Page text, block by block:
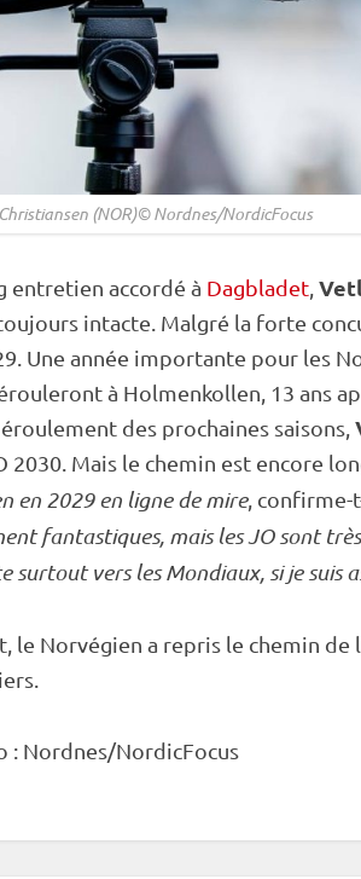
(NOR)© Nordnes/NordicFocus
entretien accordé à Dagbladet
intacte. Malgré la forte
Une année importante pour les
à Holmenkollen , 13 ans
des prochaines saisons,
2030. Mais le chemin est encore
en 2029 en ligne de mire, confirme-
fantastiques, mais les JO sont
surtout vers les Mondiaux, si je suis
le Norvégien a repris le chemin de
: Nordnes/NordicFocus